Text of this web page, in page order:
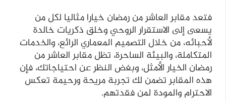
فتعد مقابر العاشر من رمضان خيارا مثاليا لكل من
يسعى إلى الاستقرار الروحي وخلق ذكريات خالدة
لأحبائه، من خلال التصميم المعماري الرائع، والخدمات
المتكاملة، والبيئة الساحرة، تظل مقابر العاشر من
رمضان الخيار الأمثل، وبغض النظر عن احتياجاتك، فإن
هذه المقابر تضمن لك تجربة مريحة ورحيمة تعكس
الاحترام والمودة لمن فقدتهم.